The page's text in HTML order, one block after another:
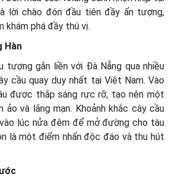
lời chào đón đầu tiên đầy ấn tượng,
khám phá đầy thú vị.
Hàn
tượng gắn liền với Đà Nẵng qua nhiều
cầu quay duy nhất tại Việt Nam. Vào
được thắp sáng rực rỡ, tạo nên một
ảo và lãng mạn. Khoảnh khắc cây cầu
lúc nửa đêm để mở đường cho tàu
là một điểm nhấn độc đáo và thu hút